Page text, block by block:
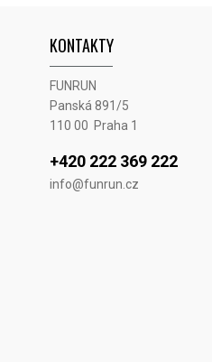
KONTAKTY
FUNRUN
Panská 891/5
110 00 Praha 1
+420 222 369 222
info@funrun.cz